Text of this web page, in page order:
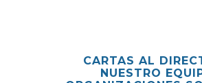
CARTAS AL
NUESTRO